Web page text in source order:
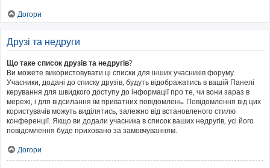
Догори
Друзі та недруги
Що таке список друзів та недругів?
Ви можете використовувати ці списки для інших учасників форуму.
Учасники, додані до списку друзів, будуть відображатись в вашій Панелі
керування для швидкого доступу до інформації про те, чи вони зараз в
мережі, і для відсилання їм приватних повідомлень. Повідомлення від цих
користувачів можуть виділятись, залежно від встановленого стилю
конференції. Якщо ви додали учасника в список ваших недругів, усі його
повідомлення буде приховано за замовчуванням.
Догори